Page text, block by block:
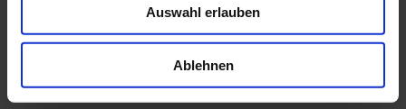
Auswahl erlauben
Ablehnen
Telefon: 030 / 2125-4612
oder